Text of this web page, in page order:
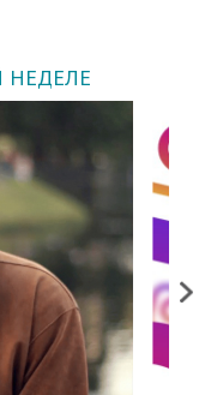
НЕДЕЛЕ
Next